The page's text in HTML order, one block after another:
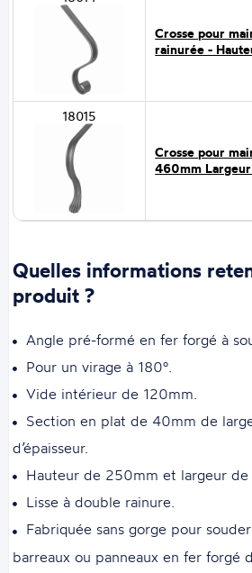
Crosse pour
rainurée -
18015
Crosse pour
460mm
Quelles informations
produit ?
Angle pré-formé en fer forgé à
Pour un virage à 180°.
Vide intérieur de 120mm.
Section en plat de 40mm de
d’épaisseur.
Hauteur de 250mm et largeur
Lisse à double rainure.
Fabriquée sans gorge pour
barreaux ou panneaux en fer forgé